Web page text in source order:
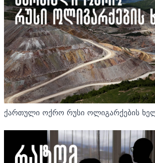
ქართული ოქრო რუსი ოლიგარქების